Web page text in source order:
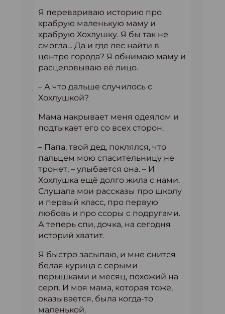
Я перевариваю историю про
храбрую маленькую маму и
храбрую Хохлушку. Я бы так не
смогла… Да и где лес найти в
центре города? Я обнимаю маму и
расцеловываю её лицо.
– А что дальше случилось с
Хохлушкой?
Мама накрывает меня одеялом и
подтыкает его со всех сторон.
– Папа, твой дед, поклялся, что
пальцем мою спасительницу не
тронет, – улыбается она. – И
Хохлушка ещё долго жила с нами.
Слушала мои рассказы про школу
и первый класс, про первую
любовь и про ссоры с подругами.
А теперь спи, дочка, на сегодня
историй хватит.
Я быстро засыпаю, и мне снится
белая курица с серыми
перышками и месяц, похожий на
серп. И моя мама, которая тоже,
оказывается, была когда-то
маленькой.